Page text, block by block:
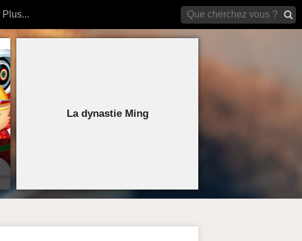
Plus...
Forum (archives)
La dynastie Ming